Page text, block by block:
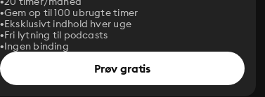
Gem op til 100 ubrugte timer
Eksklusivt indhold hver uge
Fri lytning til podcasts
Ingen binding
Prøv gratis